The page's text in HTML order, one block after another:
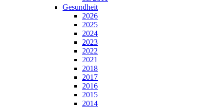
Gesundheit
2026
2025
2024
2023
2022
2021
2018
2017
2016
2015
2014